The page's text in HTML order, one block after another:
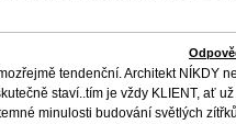
tendenční. Architekt NÍKDY
staví..tím je vždy KLIENT, ať
minulosti budování světlých